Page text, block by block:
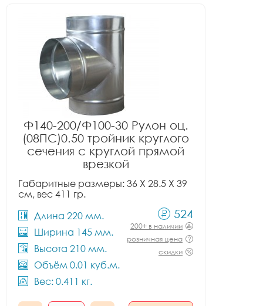
Ф140-200/Ф100-30 Рулон оц.
(08ПС)0.50 тройник круглого
сечения с круглой прямой
врезкой
Габаритные размеры: 36 X 28.5 X 39
см, вес 411 гр.
Длина 220 мм.
Ширина 145 мм.
Высота 210 мм.
Объём 0.01 куб.м.
Вес: 0.411 кг.
524
200+ в наличии
розничная цена
скидки